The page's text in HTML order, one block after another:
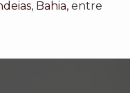
, Bahia, entre